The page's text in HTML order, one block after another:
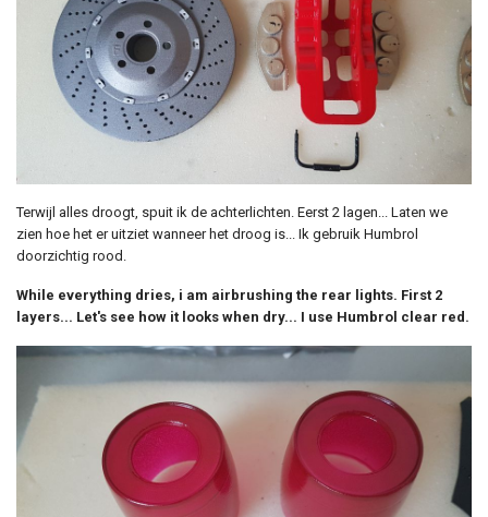
Terwijl alles droogt, spuit ik de achterlichten. Eerst 2 lagen... Laten we
zien hoe het er uitziet wanneer het droog is... Ik gebruik Humbrol
doorzichtig rood.
While everything dries, i am airbrushing the rear lights. First 2
layers... Let's see how it looks when dry... I use Humbrol clear red.